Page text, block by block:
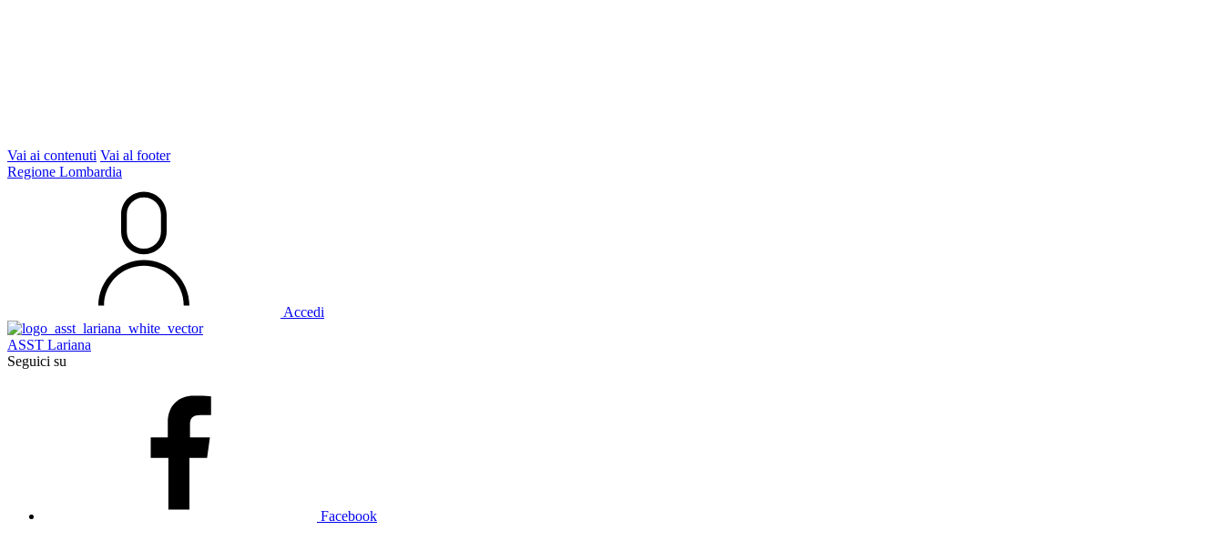
Vai ai contenuti Vai al footer
Regione Lombardia
Accedi
ASST Lariana
Seguici su
Facebook